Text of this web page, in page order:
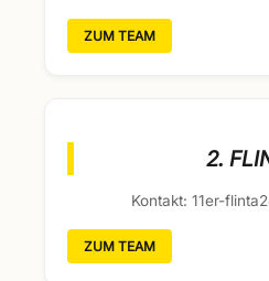
ZUM TEAM
2.
Kontakt: 11er-
ZUM TEAM